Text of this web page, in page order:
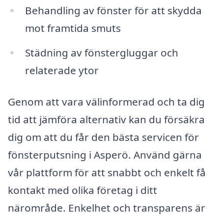
Behandling av fönster för att skydda
mot framtida smuts
Städning av fönstergluggar och
relaterade ytor
Genom att vara välinformerad och ta dig
tid att jämföra alternativ kan du försäkra
dig om att du får den bästa servicen för
fönsterputsning i Asperö. Använd gärna
vår plattform för att snabbt och enkelt få
kontakt med olika företag i ditt
närområde. Enkelhet och transparens är